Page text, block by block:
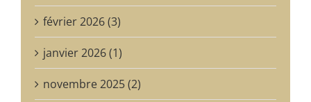
février 2026 (3)
janvier 2026 (1)
novembre 2025 (2)